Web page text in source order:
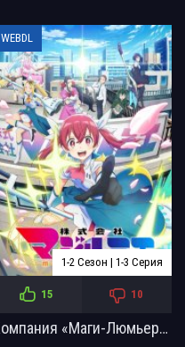
WEBDL
1-2 Сезон | 1-3 Серия
15 10
Компания «Маги-Люмьер» (1-2 Сезон)